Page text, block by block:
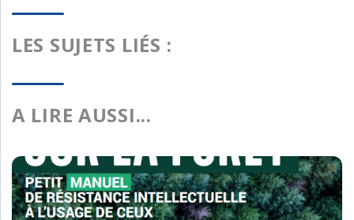
LES SUJETS LIÉS :
A LIRE AUSSI...